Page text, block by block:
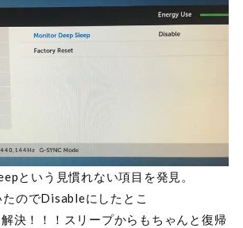
という見慣れない項目を発見。
のでDisableにしたとこ
決！！！スリープからもちゃんと復帰